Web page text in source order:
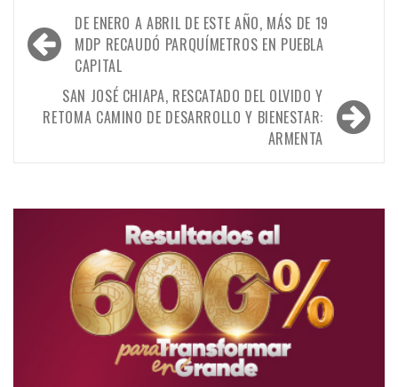
Navegación
de
entradas
DE ENERO A ABRIL DE ESTE AÑO, MÁS DE 19
MDP RECAUDÓ PARQUÍMETROS EN PUEBLA
CAPITAL
SAN JOSÉ CHIAPA, RESCATADO DEL OLVIDO Y
RETOMA CAMINO DE DESARROLLO Y BIENESTAR:
ARMENTA